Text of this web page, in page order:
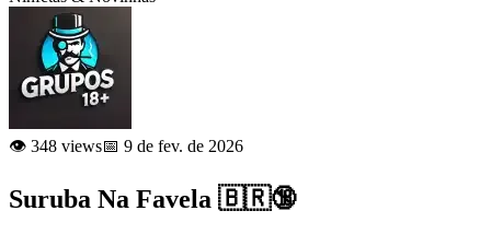
👁️ 348 views📅 9 de fev. de 2026
Suruba Na Favela 🇧🇷🔞